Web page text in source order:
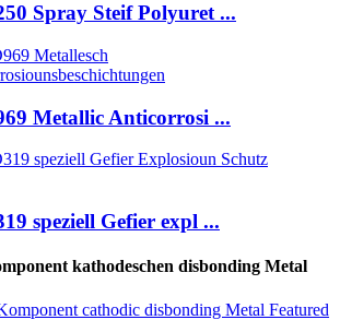
Spray Steif Polyuret ...
Metallic Anticorrosi ...
speziell Gefier expl ...
kathodeschen disbonding Metal